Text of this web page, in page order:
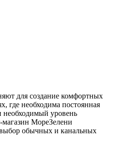
для создание комфортных
где необходима постоянная
необходимый уровень
МореЗелени
обычных и канальных